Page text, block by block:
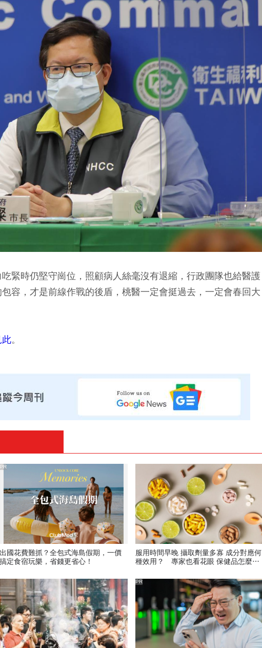
緊時仍堅守崗位，照顧病人絲毫沒有退縮，行政團隊也給醫護
容，才是前線作戰的後盾，桃醫一定會挺過去，一定會春回大
此。
出國花費難抓？全包式海島假期，一價
搞定食宿玩樂，省錢更省心！
PR
服用時間早晚 攝取劑量多寡 成分對應何
種效用？ 專家也看花眼 保健品怎麼吃
PR